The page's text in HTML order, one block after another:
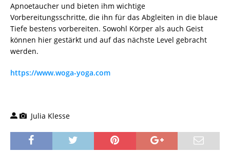
Apnoetaucher und bieten ihm wichtige
Vorbereitungsschritte, die ihn für das Abgleiten in die blaue
Tiefe bestens vorbereiten. Sowohl Körper als auch Geist
können hier gestärkt und auf das nächste Level gebracht
werden.
https://www.woga-yoga.com
Julia Klesse